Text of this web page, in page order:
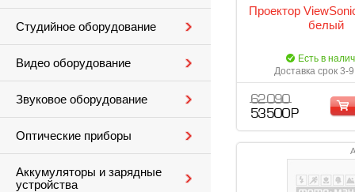
Студийное оборудование
Видео оборудование
Звуковое оборудование
Оптические приборы
Аккумуляторы и зарядные
устройства
Проектор
белый
Есть в
Доставка срок 3-
62 090
53 500 Р